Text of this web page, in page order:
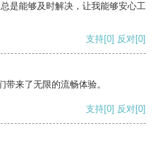
是能够及时解决，让我能够安心工
支持[0] 反对[0]
来了无限的流畅体验。
支持[0] 反对[0]